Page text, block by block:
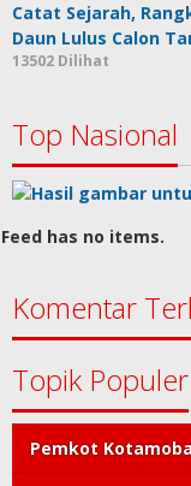
Catat Sejarah,
Daun Lulus Calon
13502 Dilihat
Top Nasional
Feed has no items.
Komentar
Topik Populer
Pemkot